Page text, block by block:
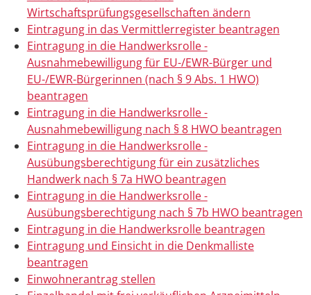
Wirtschaftsprüfungsgesellschaften ändern
Eintragung in das Vermittlerregister beantragen
Eintragung in die Handwerksrolle -
Ausnahmebewilligung für EU-/EWR-Bürger und
EU-/EWR-Bürgerinnen (nach § 9 Abs. 1 HWO)
beantragen
Eintragung in die Handwerksrolle -
Ausnahmebewilligung nach § 8 HWO beantragen
Eintragung in die Handwerksrolle -
Ausübungsberechtigung für ein zusätzliches
Handwerk nach § 7a HWO beantragen
Eintragung in die Handwerksrolle -
Ausübungsberechtigung nach § 7b HWO beantragen
Eintragung in die Handwerksrolle beantragen
Eintragung und Einsicht in die Denkmalliste
beantragen
Einwohnerantrag stellen